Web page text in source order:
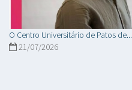
O Centro Universitário de Patos de...
21/07/2026